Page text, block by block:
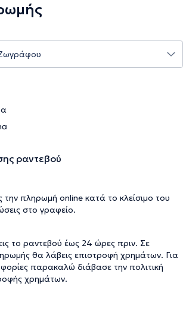
ραντεβού
την πληρωμή online κατά το κλείσιμο του
στο γραφείο.
το ραντεβού έως 24 ώρες πριν. Σε
θα λάβεις επιστροφή χρημάτων. Για
παρακαλώ διάβασε την πολιτική
χρημάτων.